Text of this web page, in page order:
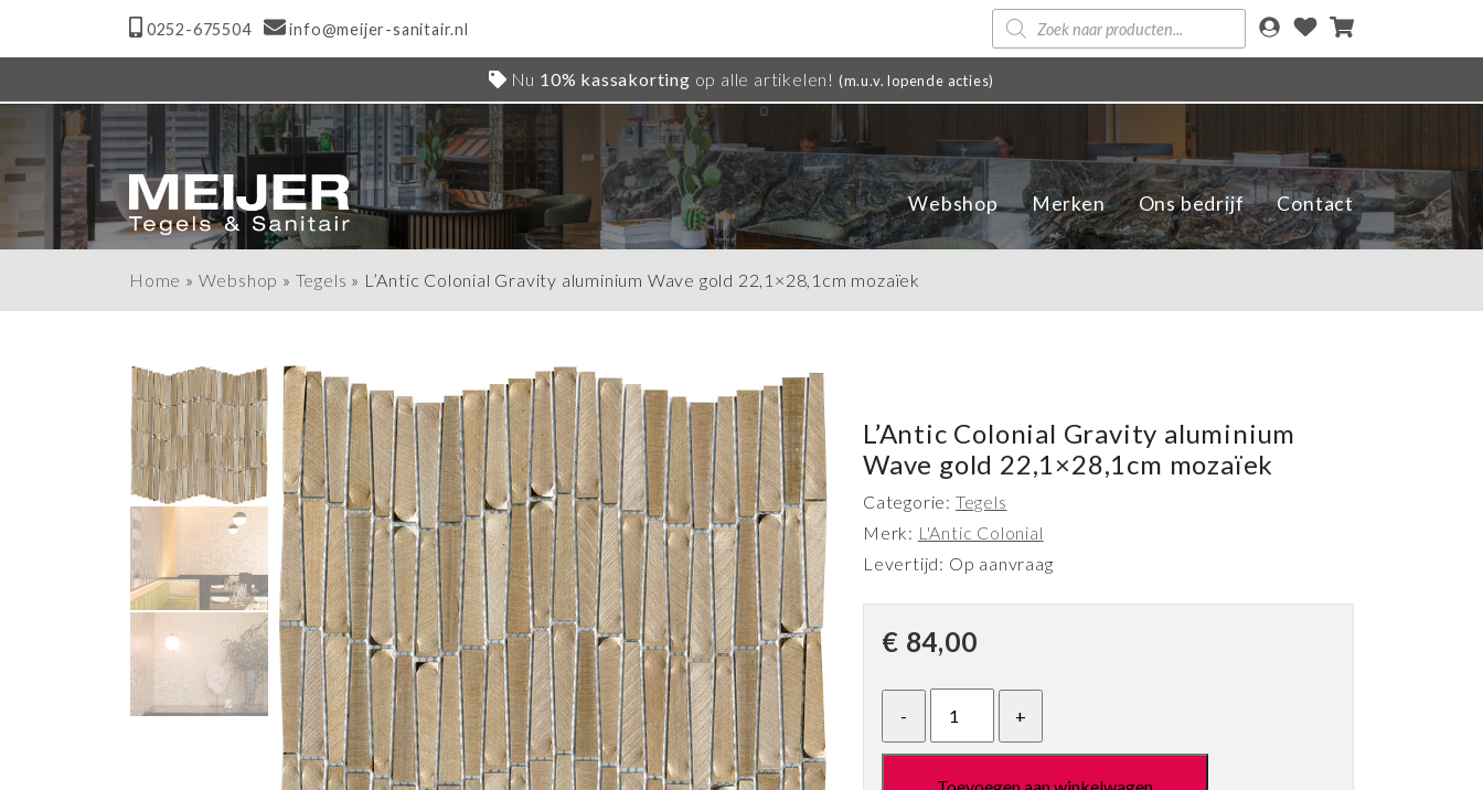
0252-675504 info@meijer-sanitair.nl
Producten
zoeken
Nu 10% kassakorting op alle artikelen! (m.u.v. lopende acties)
Webshop Merken Ons bedrijf Contact
Home » Webshop » Tegels » L’Antic Colonial Gravity aluminium Wave gold 22,1×28,1cm mozaïek
L’Antic Colonial Gravity aluminium
Wave gold 22,1×28,1cm mozaïek
Categorie: Tegels
Merk: L'Antic Colonial
Levertijd: Op aanvraag
€ 84,00